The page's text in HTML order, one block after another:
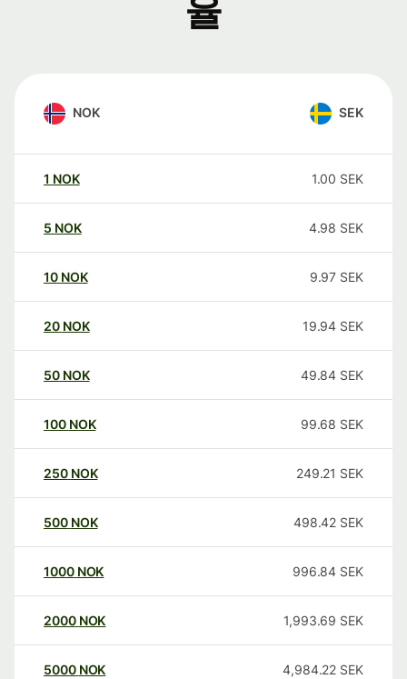
율
NOK SEK
1 NOK 1.00 SEK
5 NOK 4.98 SEK
10 NOK 9.97 SEK
20 NOK 19.94 SEK
50 NOK 49.84 SEK
100 NOK 99.68 SEK
250 NOK 249.21 SEK
500 NOK 498.42 SEK
1000 NOK 996.84 SEK
2000 NOK 1,993.69 SEK
5000 NOK 4,984.22 SEK